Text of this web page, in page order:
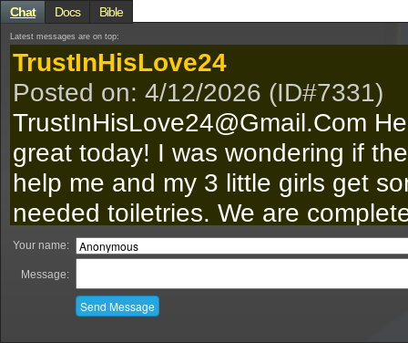
Chat Docs Bible